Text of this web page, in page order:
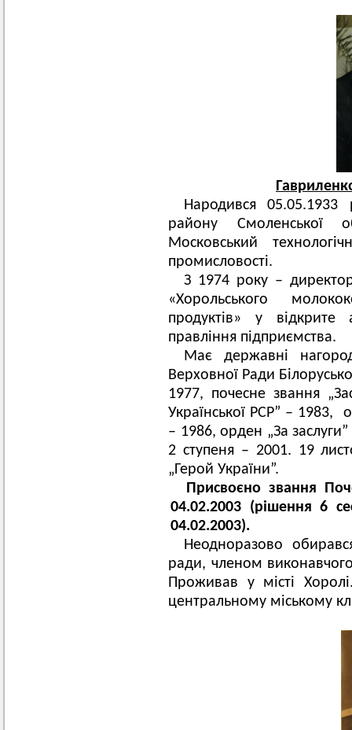
Народився
району Смоленської
Московський
промисловості.
З 1974 року –
«Хорольського
продуктів» у відкрите
правління підприємства.
Має державні
Верховної Ради
1977, почесне звання
Української РСР” – 1983,
– 1986, орден „За
2 ступеня – 2001. 19
„Герой України”.
Присвоєно звання
04.02.2003 (рішення 6
04.02.2003).
Неодноразово
ради, членом
Проживав у місті
центральному міському